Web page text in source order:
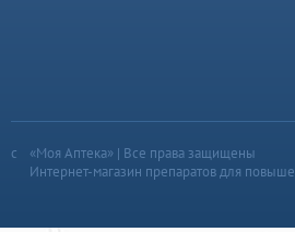
«Моя Аптека» | Все права защищены
Интернет-магазин препаратов для